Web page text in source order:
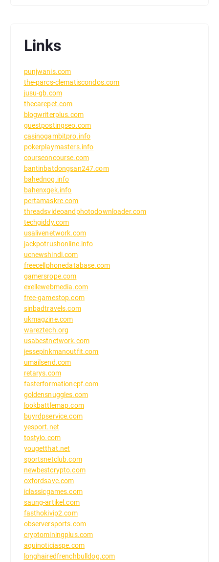
Links
punjwanis.com
the-parcs-clematiscondos.com
jusu-gb.com
thecarepet.com
blogwriterplus.com
guestpostingseo.com
casinogambitpro.info
pokerplaymasters.info
courseoncourse.com
bantinbatdongsan247.com
bahednog.info
bahenxgek.info
pertamaskre.com
threadsvideoandphotodownloader.com
techgiddy.com
usalivenetwork.com
jackpotrushonline.info
ucnewshindi.com
freecellphonedatabase.com
gamersrope.com
exellewebmedia.com
free-gamestop.com
sinbadtravels.com
ukmagzine.com
wareztech.org
usabestnetwork.com
jessepinkmanoutfit.com
umailsend.com
retarys.com
fasterformationcpf.com
goldensnuggles.com
lookbattlemap.com
buyrdpservice.com
yesport.net
tostylo.com
yougetthat.net
sportsnetclub.com
newbestcrypto.com
oxfordsave.com
iclassicgames.com
saung-artikel.com
fasthokivip2.com
observersports.com
cryptominingplus.com
aquinoticiaspe.com
longhairedfrenchbulldog.com